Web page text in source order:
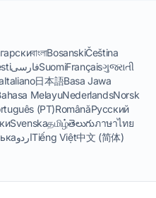
বাংলাBosanskiČeština
فارسیSuomiFrançaisગુજરાતી
Italiano日本語Basa Jawa
MelayuNederlandsNorsk
(PT)RomânăРусский
Svenskaதமிழ்తెలుగుภาษาไทย
اردوTiếng Việt中文 (简体)